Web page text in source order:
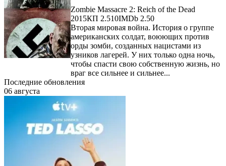
Zombie Massacre 2: Reich of the Dead
2015КП 2.510IMDb 2.50
Вторая мировая война. История о группе
американских солдат, воюющих против
орды зомби, созданных нацистами из
узников лагерей. У них только одна ночь,
чтобы спасти свою собственную жизнь, но
враг все сильнее и сильнее...
Последние обновления
06 августа